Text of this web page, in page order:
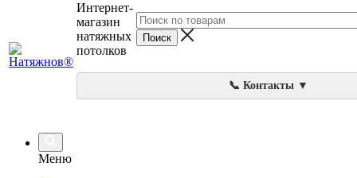
Интернет-
магазин
натяжных
потолков
📞 Контакты ▼
Меню